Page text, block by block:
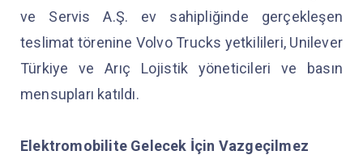
ve Servis A.Ş. ev sahipliğinde gerçekleşen
teslimat törenine Volvo Trucks yetkilileri, Unilever
Türkiye ve Arıç Lojistik yöneticileri ve basın
mensupları katıldı.
Elektromobilite Gelecek İçin Vazgeçilmez